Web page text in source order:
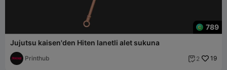
789
Jujutsu kaisen'den Hiten lanetli alet sukuna
Printhub  2 19